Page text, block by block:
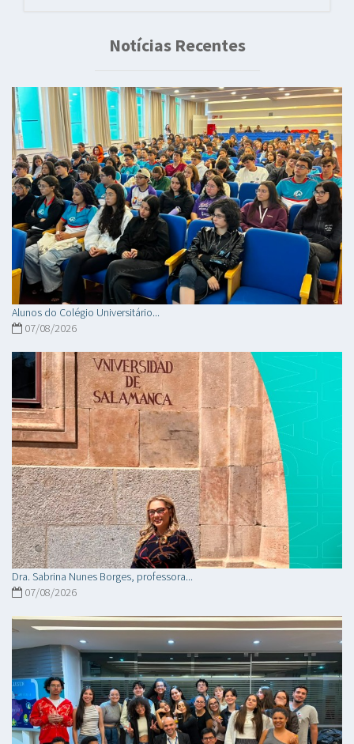
Notícias Recentes
Alunos do Colégio Universitário...
07/08/2026
Dra. Sabrina Nunes Borges, professora...
07/08/2026